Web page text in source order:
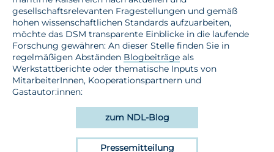
gesellschaftsrelevanten Fragestellungen und gemäß
hohen wissenschaftlichen Standards aufzuarbeiten,
möchte das DSM transparente Einblicke in die laufende
Forschung gewähren: An dieser Stelle finden Sie in
regelmäßigen Abständen Blogbeiträge als
Werkstattberichte oder thematische Inputs von
MitarbeiterInnen, Kooperationspartnern und
Gastautor:innen:
zum NDL-Blog
Pressemitteilung